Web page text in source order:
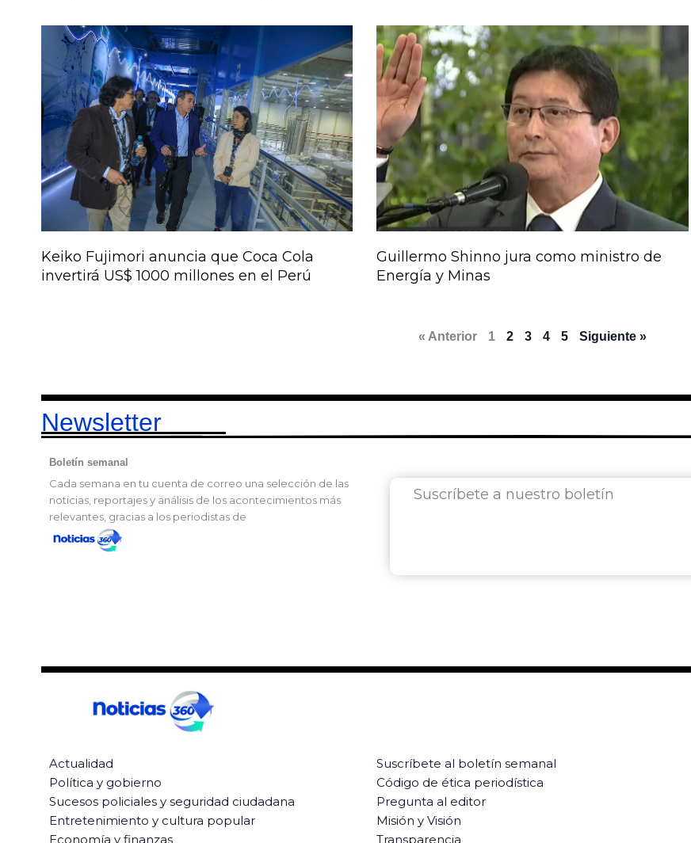
Keiko Fujimori anuncia que Coca Cola
invertirá US$ 1000 millones en el Perú
Guillermo Shinno jura como ministro de
Energía y Minas
« Anterior 1 2 3 4 5 Siguiente »
Newsletter
Boletín semanal
Cada semana en tu cuenta de correo una selección de las
noticias, reportajes y análisis de los acontecimientos más
relevantes, gracias a los periodistas de
Suscríbete a nuestro boletín
Actualidad
Política y gobierno
Sucesos policiales y seguridad ciudadana
Entretenimiento y cultura popular
Economía y finanzas
Suscríbete al boletín semanal
Código de ética periodística
Pregunta al editor
Misión y Visión
Transparencia